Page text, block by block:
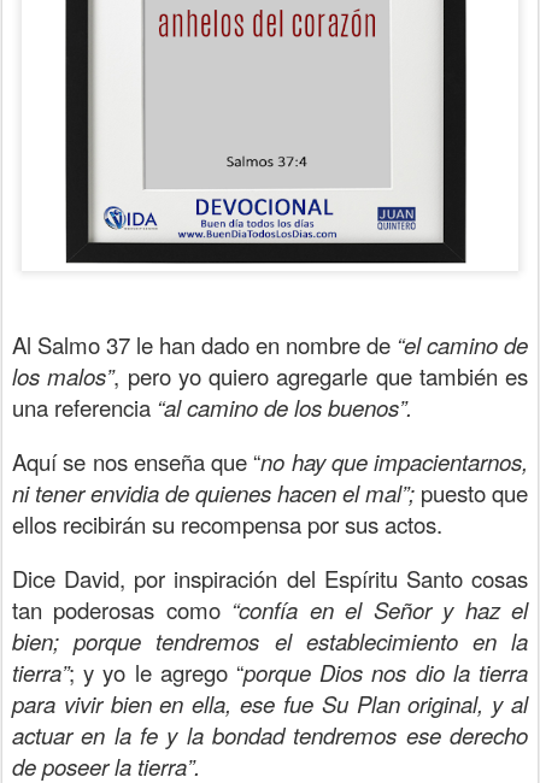
Al Salmo 37 le han dado en nombre de “el camino de
los malos”, pero yo quiero agregarle que también es
una referencia “al camino de los buenos”.
Aquí se nos enseña que “no hay que impacientarnos,
ni tener envidia de quienes hacen el mal”; puesto que
ellos recibirán su recompensa por sus actos.
Dice David, por inspiración del Espíritu Santo cosas
tan poderosas como “confía en el Señor y haz el
bien; porque tendremos el establecimiento en la
tierra”; y yo le agrego “porque Dios nos dio la tierra
para vivir bien en ella, ese fue Su Plan original, y al
actuar en la fe y la bondad tendremos ese derecho
de poseer la tierra”.